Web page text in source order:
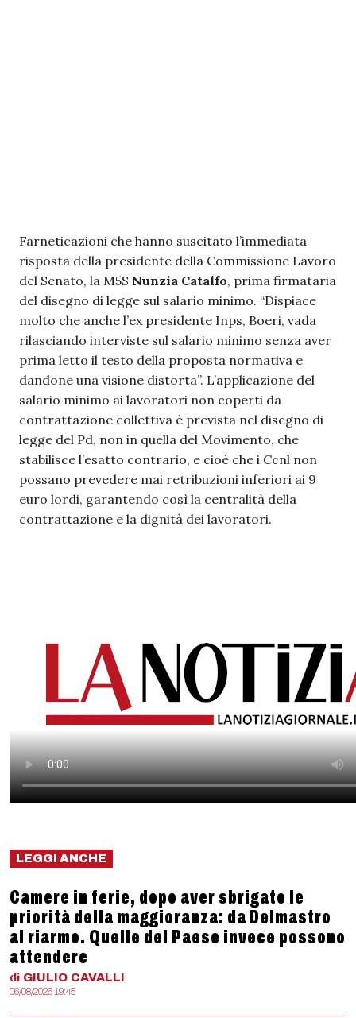
Farneticazioni che hanno suscitato l’immediata
risposta della presidente della Commissione Lavoro
del Senato, la M5S Nunzia Catalfo, prima firmataria
del disegno di legge sul salario minimo. “Dispiace
molto che anche l’ex presidente Inps, Boeri, vada
rilasciando interviste sul salario minimo senza aver
prima letto il testo della proposta normativa e
dandone una visione distorta”. L’applicazione del
salario minimo ai lavoratori non coperti da
contrattazione collettiva è prevista nel disegno di
legge del Pd, non in quella del Movimento, che
stabilisce l’esatto contrario, e cioè che i Ccnl non
possano prevedere mai retribuzioni inferiori ai 9
euro lordi, garantendo così la centralità della
contrattazione e la dignità dei lavoratori.
LEGGI ANCHE
Camere in ferie, dopo aver sbrigato le
priorità della maggioranza: da Delmastro
al riarmo. Quelle del Paese invece possono
attendere
di GIULIO CAVALLI
06/08/2026 19:45